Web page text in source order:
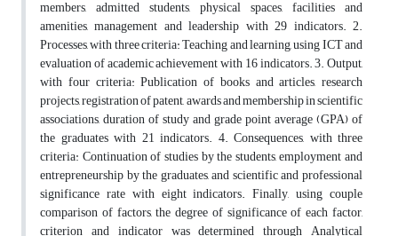
members, admitted students, physical spaces, facilities and
amenities, management and leadership with 29 indicators. 2.
Processes, with three criteria: Teaching and learning, using ICT and
evaluation of academic achievement with 16 indicators. 3. Output,
with four criteria: Publication of books and articles, research
projects, registration of patent, awards and membership in scientific
associations, duration of study and grade point average (GPA) of
the graduates with 21 indicators. 4. Consequences, with three
criteria: Continuation of studies by the students, employment and
entrepreneurship by the graduates, and scientific and professional
significance rate with eight indicators. Finally, using couple
comparison of factors, the degree of significance of each factor,